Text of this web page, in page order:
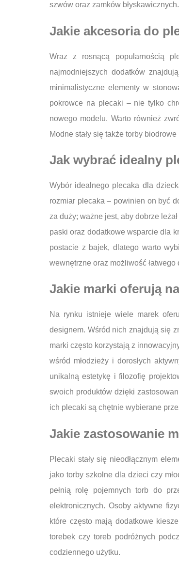
szwów oraz zamków
Jakie akcesoria do
Wraz z rosnącą popularnością
najmodniejszych dodatków
minimalistyczne elementy w
pokrowce na plecaki – nie tylko
nowego modelu. Warto również
Modne stały się także torby
Jak wybrać idealny
Wybór idealnego plecaka dla
rozmiar plecaka – powinien on być
za duży; ważne jest, aby dobrze
paski oraz dodatkowe wsparcie dla
postacie z bajek, dlatego warto
wewnętrzne oraz możliwość
Jakie marki oferują
Na rynku istnieje wiele marek
designem. Wśród nich znajdują się
marki często korzystają z
wśród młodzieży i dorosłych
unikalną estetykę i filozofię
swoich produktów dzięki
ich plecaki są chętnie wybierane
Jakie zastosowanie
Plecaki stały się nieodłącznym
jako torby szkolne dla dzieci czy
pełnią rolę pojemnych torb do
elektronicznych. Osoby aktywne
które często mają dodatkowe
torebek czy toreb podróżnych
codziennego użytku.